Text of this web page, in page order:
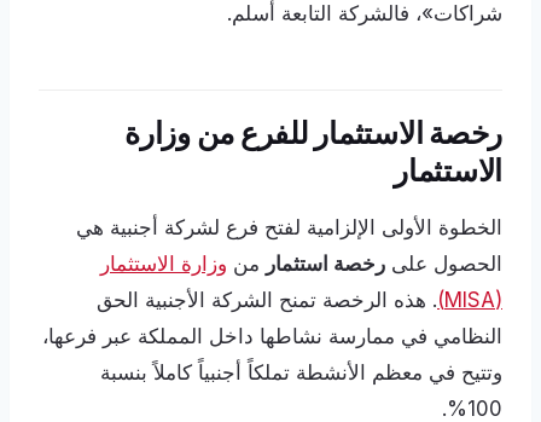
شراكات»، فالشركة التابعة أسلم.
رخصة الاستثمار للفرع من وزارة
الاستثمار
الخطوة الأولى الإلزامية لفتح فرع لشركة أجنبية هي
الحصول على رخصة استثمار من وزارة الاستثمار
(MISA)
. هذه الرخصة تمنح الشركة الأجنبية الحق
النظامي في ممارسة نشاطها داخل المملكة عبر فرعها،
وتتيح في معظم الأنشطة تملكاً أجنبياً كاملاً بنسبة
100%.